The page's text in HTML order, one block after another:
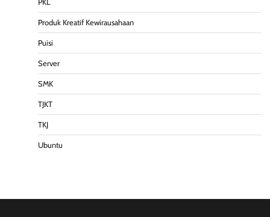
PKL
Produk Kreatif Kewirausahaan
Puisi
Server
SMK
TJKT
TKJ
Ubuntu